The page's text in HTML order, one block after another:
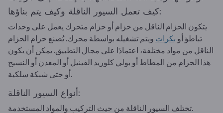
كيف تعمل السيور الناقلة وكيف يتم بناؤها:
يتكون الحزام الناقل من حزام أو حزام متحرك يعمل على وحدات
تباطؤ أو بكرات ويتم تشغيله بواسطة محرك. يُصنع حزام الحزام
الناقل من مواد مختلفة، اعتمادًا على مجال التطبيق. يمكن أن يكون
هذا الحزام من المطاط أو بولي كلوريد الفينيل أو المعدن أو النسيج
أو حتى شبكة سلكية.
أنواع السيور الناقلة:
تختلف السيور الناقلة من حيث التركيب والمواد المستخدمة.